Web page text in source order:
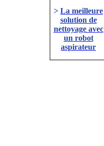
> La meilleure
solution de
nettoyage avec
un robot
aspirateur